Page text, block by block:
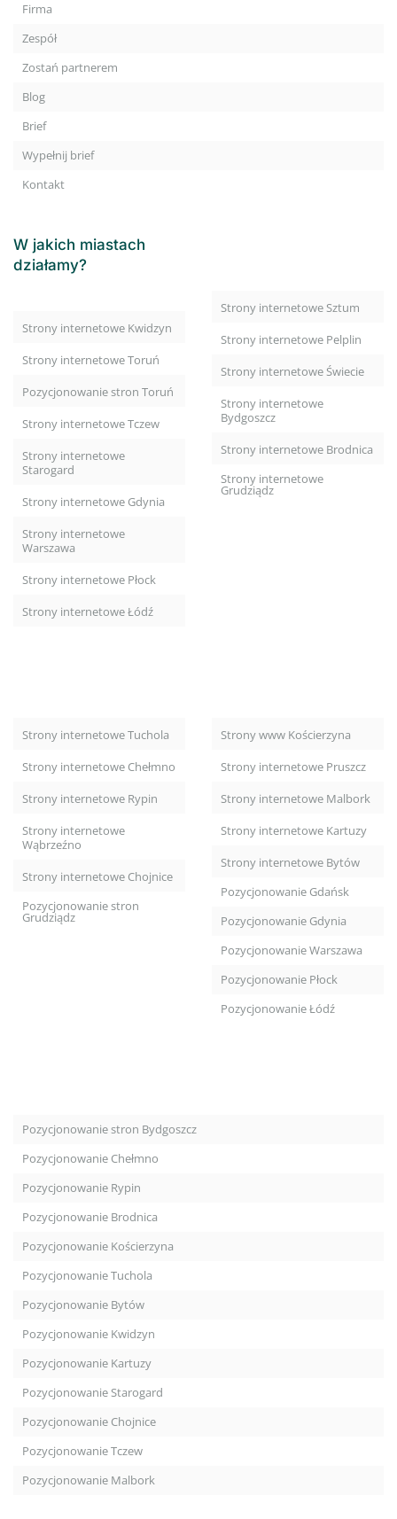
Firma
Zespół
Zostań partnerem
Blog
Brief
Wypełnij brief
Kontakt
W jakich miastach
działamy?
Strony internetowe Kwidzyn
Strony internetowe Toruń
Pozycjonowanie stron Toruń
Strony internetowe Tczew
Strony internetowe
Starogard
Strony internetowe Gdynia
Strony internetowe
Warszawa
Strony internetowe Płock
Strony internetowe Łódź
Strony internetowe Sztum
Strony internetowe Pelplin
Strony internetowe Świecie
Strony internetowe
Bydgoszcz
Strony internetowe Brodnica
Strony internetowe
Grudziądz
Strony internetowe Tuchola
Strony internetowe Chełmno
Strony internetowe Rypin
Strony internetowe
Wąbrzeźno
Strony internetowe Chojnice
Pozycjonowanie stron
Grudziądz
Strony www Kościerzyna
Strony internetowe Pruszcz
Strony internetowe Malbork
Strony internetowe Kartuzy
Strony internetowe Bytów
Pozycjonowanie Gdańsk
Pozycjonowanie Gdynia
Pozycjonowanie Warszawa
Pozycjonowanie Płock
Pozycjonowanie Łódź
Pozycjonowanie stron Bydgoszcz
Pozycjonowanie Chełmno
Pozycjonowanie Rypin
Pozycjonowanie Brodnica
Pozycjonowanie Kościerzyna
Pozycjonowanie Tuchola
Pozycjonowanie Bytów
Pozycjonowanie Kwidzyn
Pozycjonowanie Kartuzy
Pozycjonowanie Starogard
Pozycjonowanie Chojnice
Pozycjonowanie Tczew
Pozycjonowanie Malbork